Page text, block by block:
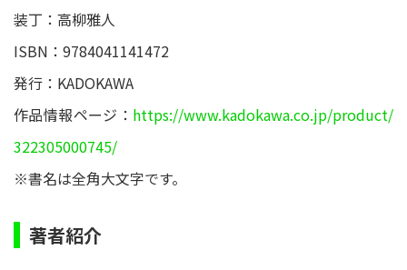
装丁：高柳雅人
ISBN：9784041141472
発行：KADOKAWA
作品情報ページ： https://www.kadokawa.co.jp/product/
322305000745/
※書名は全角大文字です。
著者紹介